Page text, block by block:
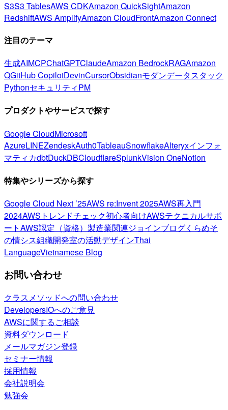
S3S3 TablesAWS CDKAmazon QuickSightAmazon
RedshiftAWS AmplifyAmazon CloudFrontAmazon Connect
注目のテーマ
生成AIMCPChatGPTClaudeAmazon BedrockRAGAmazon
QGitHub CopilotDevinCursorObsidianモダンデータスタック
PythonセキュリティPM
プロダクトやサービスで探す
Google CloudMicrosoft
AzureLINEZendeskAuth0TableauSnowflakeAlteryxインフォ
マティカdbtDuckDBCloudflareSplunkVision OneNotion
特集やシリーズから探す
Google Cloud Next ’25AWS re:Invent 2025AWS再入門
2024AWSトレンドチェック初心者向けAWSテクニカルサポ
ートAWS認定（資格） 製造業関連ジョインブログくらめそ
の情シス組織開発室の活動デザインThai
LanguageVietnamese Blog
お問い合わせ
クラスメソッドへの問い合わせ
DevelopersIOへのご意見
AWSに関するご相談
資料ダウンロード
メールマガジン登録
セミナー情報
採用情報
会社説明会
勉強会